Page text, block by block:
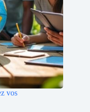
vos